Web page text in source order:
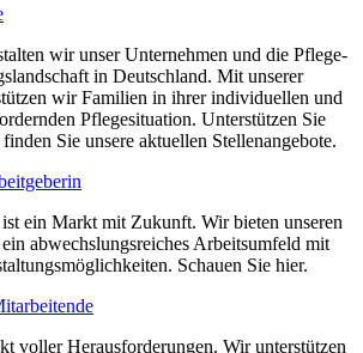
wir unser Unternehmen und die Pflege-
in Deutschland. Mit unserer
wir Familien in ihrer individuellen und
Pflegesituation. Unterstützen Sie
Sie unsere aktuellen Stellenangebote.
ein Markt mit Zukunft. Wir bieten unseren
abwechslungsreiches Arbeitsumfeld mit
Schauen Sie hier.
voller Herausforderungen. Wir unterstützen